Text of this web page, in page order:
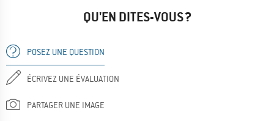
QU'EN DITES-VOUS ?
POSEZ UNE QUESTION
ÉCRIVEZ UNE ÉVALUATION
PARTAGER UNE IMAGE